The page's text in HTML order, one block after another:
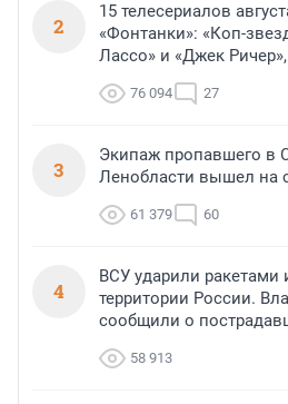
2
15 телесериалов
«Фонтанки»: «Коп-
Лассо» и «Джек
76 094 27
3
Экипаж пропавшего в
Ленобласти вышел на
61 379 60
4
ВСУ ударили ракетами
территории России.
сообщили о
58 913